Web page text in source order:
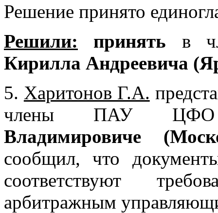
Решение принято
Решили:
принять в
Кирилла Андреевича
5. Харитонов Г.А.
члены ПАУ
Владимировиче
сообщил, что
соответствуют
арбитражным